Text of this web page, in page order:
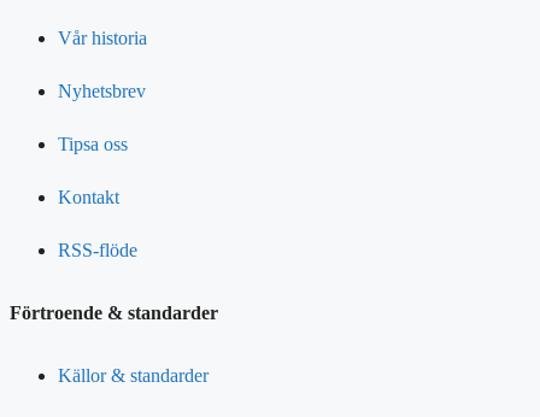
Vår historia
Nyhetsbrev
Tipsa oss
Kontakt
RSS-flöde
Förtroende & standarder
Källor & standarder